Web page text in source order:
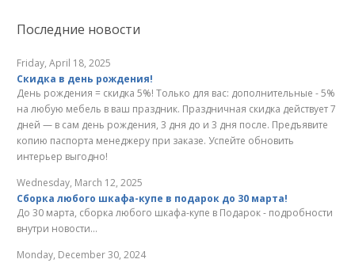
Последние новости
Friday, April 18, 2025
Скидка в день рождения!
День рождения = скидка 5%! Только для вас: дополнительные - 5%
на любую мебель в ваш праздник. Праздничная скидка действует 7
дней — в сам день рождения, 3 дня до и 3 дня после. Предъявите
копию паспорта менеджеру при заказе. Успейте обновить
интерьер выгодно!
Wednesday, March 12, 2025
Сборка любого шкафа-купе в подарок до 30 марта!
До 30 марта, сборка любого шкафа-купе в Подарок - подробности
внутри новости...
Monday, December 30, 2024